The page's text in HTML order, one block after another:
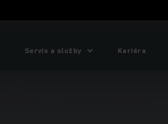
Servis a služby Kariéra